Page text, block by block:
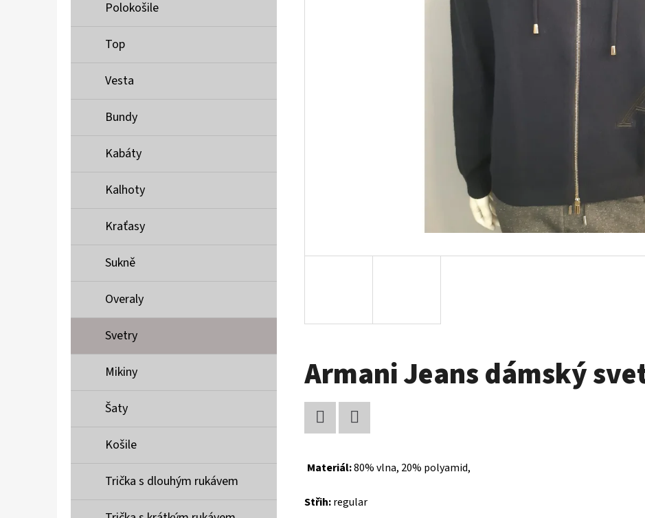
Polokošile
Top
Vesta
Bundy
Kabáty
Kalhoty
Kraťasy
Sukně
Overaly
Svetry
Mikiny
Šaty
Košile
Trička s dlouhým rukávem
Armani Jeans dámský
Materiál:80% vlna, 20% polyamid,
Střih:regular
MUSTANG PÁSEK
MUSTANG PÁNSKÉ TRIKO